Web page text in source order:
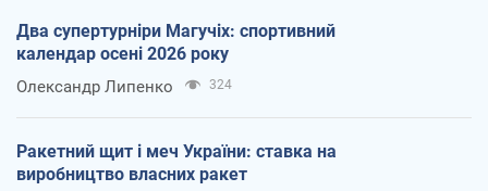
Два супертурніри Магучіх: спортивний
календар осені 2026 року
Олександр Липенко 324
Ракетний щит і меч України: ставка на
виробництво власних ракет